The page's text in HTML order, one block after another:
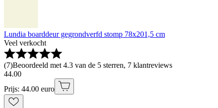
Lundia boarddeur gegrondverfd stomp 78x201,5 cm
Veel verkocht
(7)Beoordeeld met 4.3 van de 5 sterren, 7 klantreviews
44.00
Prijs: 44.00 euro